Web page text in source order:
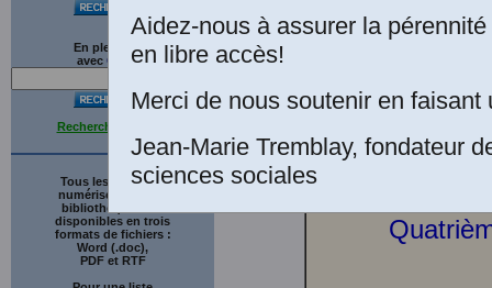
En plein texte
avec G gle
Recherche avancée
Tous les ouvrages
numérisés de cette
bibliothèque sont
disponibles en trois
formats de fichiers :
Word (.doc),
PDF et RTF
Aidez-nous à assurer la
en libre accès!
Merci de nous soutenir en faisant
Jean-Marie Tremblay, fondateur
sciences sociales